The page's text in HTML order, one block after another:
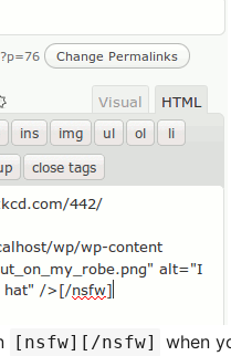
[nsfw][/nsfw] when